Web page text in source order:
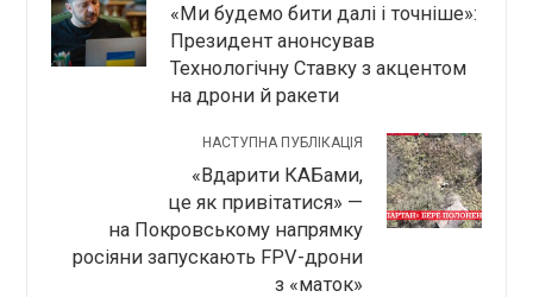
«Ми будемо бити далі і точніше»:
Президент анонсував
Технологічну Ставку з акцентом
на дрони й ракети
НАСТУПНА ПУБЛІКАЦІЯ
«Вдарити КАБами,
це як привітатися» —
на Покровському напрямку
росіяни запускають FPV-дрони
з «маток»